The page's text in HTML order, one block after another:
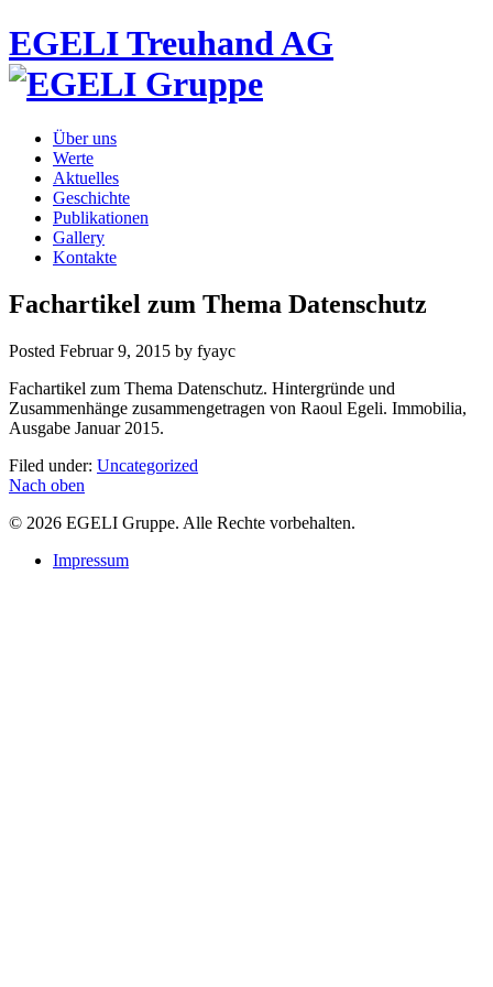
EGELI Treuhand AG
Über uns
Werte
Aktuelles
Geschichte
Publikationen
Gallery
Kontakte
Fachartikel zum Thema Datenschutz
Posted Februar 9, 2015 by fyayc
Fachartikel zum Thema Datenschutz. Hintergründe und
Zusammenhänge zusammengetragen von Raoul Egeli. Immobilia,
Ausgabe Januar 2015.
Filed under: Uncategorized
Nach oben
© 2026 EGELI Gruppe. Alle Rechte vorbehalten.
Impressum